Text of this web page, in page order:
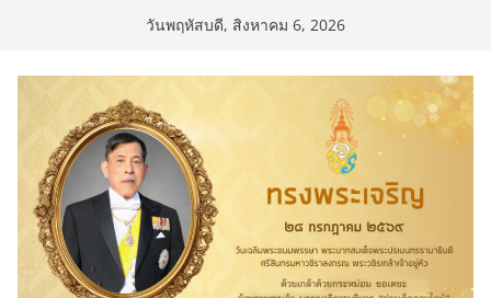
content
วันพฤหัสบดี, สิงหาคม 6, 2026